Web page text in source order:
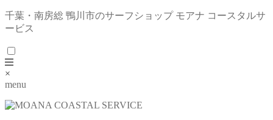
千葉・南房総 鴨川市のサーフショップ モアナ コースタルサ
ービス
×
menu